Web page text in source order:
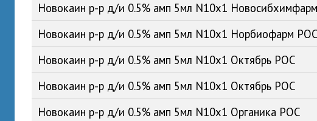
Новокаин р-р д/и 0.5% амп 5мл N10x1
Новокаин р-р д/и 0.5% амп 5мл N10x1 Норбиофарм РОС
Новокаин р-р д/и 0.5% амп 5мл N10x1 Октябрь РОС
Новокаин р-р д/и 0.5% амп 5мл N10x1 Октябрь РОС
Новокаин р-р д/и 0.5% амп 5мл N10x1 Органика РОС